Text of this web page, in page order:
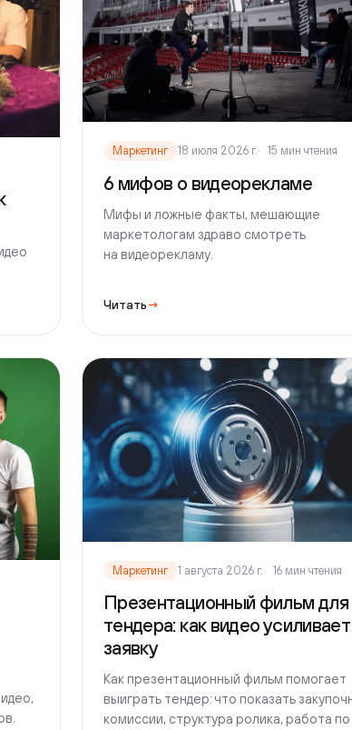
Маркетинг 18 июля 2026 г. 15 мин чтения
6 мифов о видеорекламе
маркетологам здраво смотреть
на видеорекламу.
Маркетинг 1 августа 2026 г. 16 мин чтения
Презентационный фильм для
тендера: как видео усиливает
Как презентационный фильм помогает
выиграть тендер: что показать закупочной
комиссии, структура ролика, работа по
44/223-ФЗ и типичные ошибки.